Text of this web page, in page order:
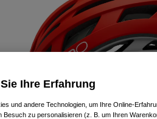
Ihre Erfahrung
und andere Technologien, um Ihre Online-
Besuch zu personalisieren (z. B. um Ihren